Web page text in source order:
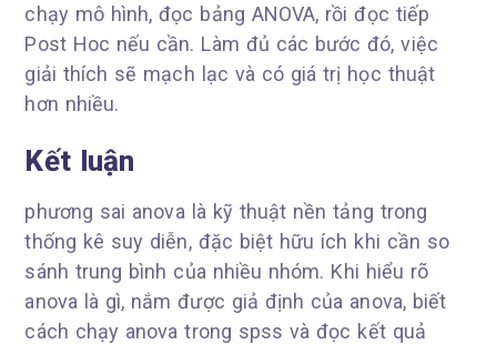
chạy mô hình, đọc bảng ANOVA, rồi đọc tiếp
Post Hoc nếu cần. Làm đủ các bước đó, việc
giải thích sẽ mạch lạc và có giá trị học thuật
hơn nhiều.
Kết luận
phương sai anova là kỹ thuật nền tảng trong
thống kê suy diễn, đặc biệt hữu ích khi cần so
sánh trung bình của nhiều nhóm. Khi hiểu rõ
anova là gì, nắm được giả định của anova, biết
cách chạy anova trong spss và đọc kết quả